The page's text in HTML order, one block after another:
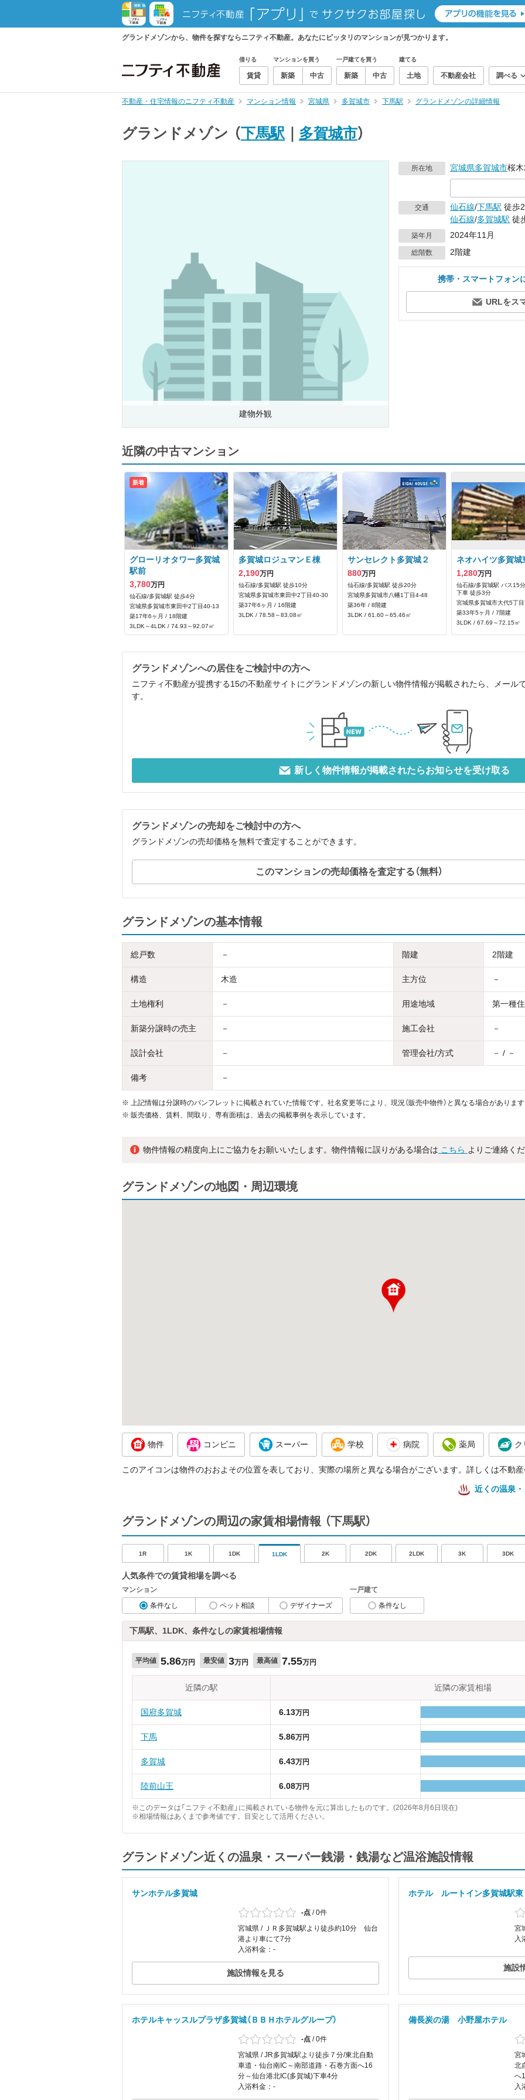
グランドメゾンから、物件を探すならニフティ不動産。あなたにピッタリのマンションが見つかります。
借りる
賃貸
マンションを買う
新築 中古
一戸建てを買う
新築 中古
建てる
土地 不動産会社 調べる
不動産・住宅情報のニフティ不動産 マンション情報 宮城県 多賀城市 下馬駅 グランドメゾンの詳細情報
グランドメゾン （下馬駅 多賀城市）
建物外観
所在地 宮城県多賀城市桜
交通 仙石線/下馬駅 徒歩
仙石線/多賀城駅 徒
築年月 2024年11月
総階数 2階建
携帯・スマートフォン
URLをス
近隣の中古マンション
新着
グローリオタワー多賀城
駅前
3,780万円
仙石線/多賀城駅 徒歩4分
宮城県多賀城市東田中2丁目40-13
築17年6ヶ月 / 18階建
3LDK～4LDK / 74.93～92.07㎡
多賀城ロジュマンＥ棟
2,190万円
仙石線/多賀城駅 徒歩10分
宮城県多賀城市東田中2丁目40-30
築37年6ヶ月 / 16階建
3LDK / 78.58～83.08㎡
サンセレクト多賀城２
880万円
仙石線/多賀城駅 徒歩20分
宮城県多賀城市八幡1丁目4-48
築36年 / 8階建
3LDK / 61.60～65.46㎡
ネオハイツ多賀城
1,280万円
仙石線/多賀城駅 バス15
下車 徒歩3分
宮城県多賀城市大代5丁
築33年5ヶ月 / 7階建
3LDK / 67.69～72.15㎡
グランドメゾンへの居住をご検討中の方へ
ニフティ不動産が提携する15の不動産サイトにグランドメゾンの新しい物件情報が掲載されたら、メール
す。
新しく物件情報が掲載されたらお知らせを受け取る
グランドメゾンの売却をご検討中の方へ
グランドメゾンの売却価格を無料で査定することができます。
このマンションの売却価格を査定する（無料）
グランドメゾンの基本情報
総戸数 － 階建 2階建
構造 木造 主方位 －
土地権利 － 用途地域 第一種
新築分譲時の売主 － 施工会社 －
設計会社 － 管理会社/方式 － / －
備考 －
※
上記情報は分譲時のパンフレットに掲載されていた情報です。社名変更等により、現況（販売中物件）と異なる場合がありま
※ 販売価格、賃料、間取り、専有面積は、過去の掲載事例を表示しています。
物件情報の精度向上にご協力をお願いいたします。物件情報に誤りがある場合は こちら よりご連絡く
グランドメゾンの地図・周辺環境
物件 コンビニ スーパー 学校 病院 薬局 ク
このアイコンは物件のおおよその位置を表しており、実際の場所と異なる場合がございます。詳しくは不動
近くの温泉
グランドメゾンの周辺の家賃相場情報 （下馬駅）
1R 1K 1DK 1LDK 2K 2DK 2LDK 3K 3DK
人気条件での賃貸相場を調べる
マンション
条件なし
ペット相談 デザイナーズ
一戸建て
条件なし
下馬駅、1LDK、条件なしの家賃相場情報
平均値 5.86万円 最安値 3万円 最高値 7.55万円
近隣の駅 近隣の家賃相場
国府多賀城 6.13万円
下馬 5.86万円
多賀城 6.43万円
陸前山王 6.08万円
※このデータは「ニフティ不動産」に掲載されている物件を元に算出したものです。(2026年8月6日現在)
※相場情報はあくまで参考値です。目安として活用ください。
グランドメゾン近くの温泉・スーパー銭湯・銭湯など温浴施設情報
サンホテル多賀城
-点 /0件
宮城県 / ＪＲ多賀城駅より徒歩約10分 仙台
港より車にて7分
入浴料金：-
施設情報を見る
ホテル ルートイン多賀城駅東
宮
入
施設
ホテルキャッスルプラザ多賀城（ＢＢＨホテルグループ）
-点 /0件
宮城県 / JR多賀城駅より徒歩７分/東北自動
車道・仙台南IC～南部道路・石巻方面へ16
分～仙台港北IC(多賀城)下車4分
入浴料金：-
備長炭の湯 小野屋ホテル
宮
北
へ
入